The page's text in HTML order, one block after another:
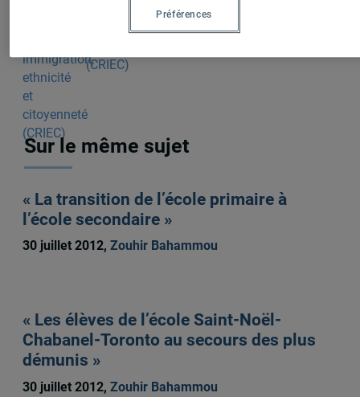
immigration,
ethnicité et
(CRIEC)
Sur le même sujet
« La transition de l’école primaire à
l’école secondaire »
30 juillet 2012, Zouhir Bahammou
« Les élèves de l’école Saint-Noël-
Chabanel-Toronto au secours des plus
démunis »
30 juillet 2012, Zouhir Bahammou
Préférences